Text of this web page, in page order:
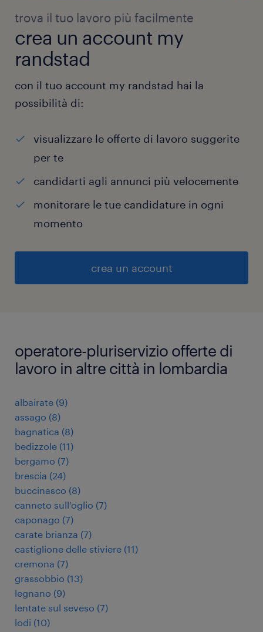
trova il tuo lavoro più facilmente
crea un account my
randstad
con il tuo account my randstad hai la
possibilità di:
visualizzare le offerte di lavoro suggerite
per te
candidarti agli annunci più velocemente
monitorare le tue candidature in ogni
momento
crea un account
operatore-pluriservizio offerte di
lavoro in altre città in lombardia
albairate (9)
assago (8)
bagnatica (8)
bedizzole (11)
bergamo (7)
brescia (24)
buccinasco (8)
canneto sull'oglio (7)
caponago (7)
carate brianza (7)
castiglione delle stiviere (11)
cremona (7)
grassobbio (13)
legnano (9)
lentate sul seveso (7)
lodi (10)